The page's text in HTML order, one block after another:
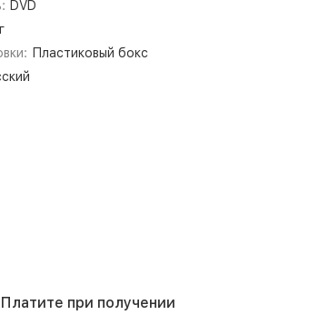
DVD
Пластиковый бокс
Платите при получении